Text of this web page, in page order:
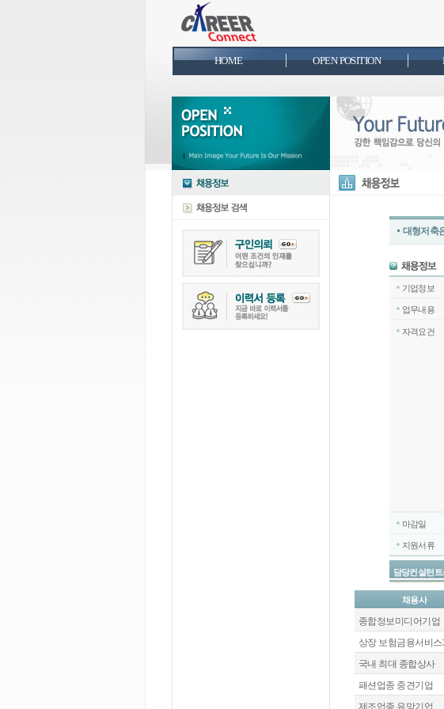
HOME OPEN POSITION
대형저축
기업정보
업무내용
자격요건
마감일
지원서류
담당컨설턴
채용사
종합정보미디어기업
상장 보험금융서비스
국내 최대 종합상사
패션업종 중견기업
제조업종 유망기업